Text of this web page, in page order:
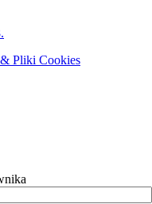
Pliki Cookies